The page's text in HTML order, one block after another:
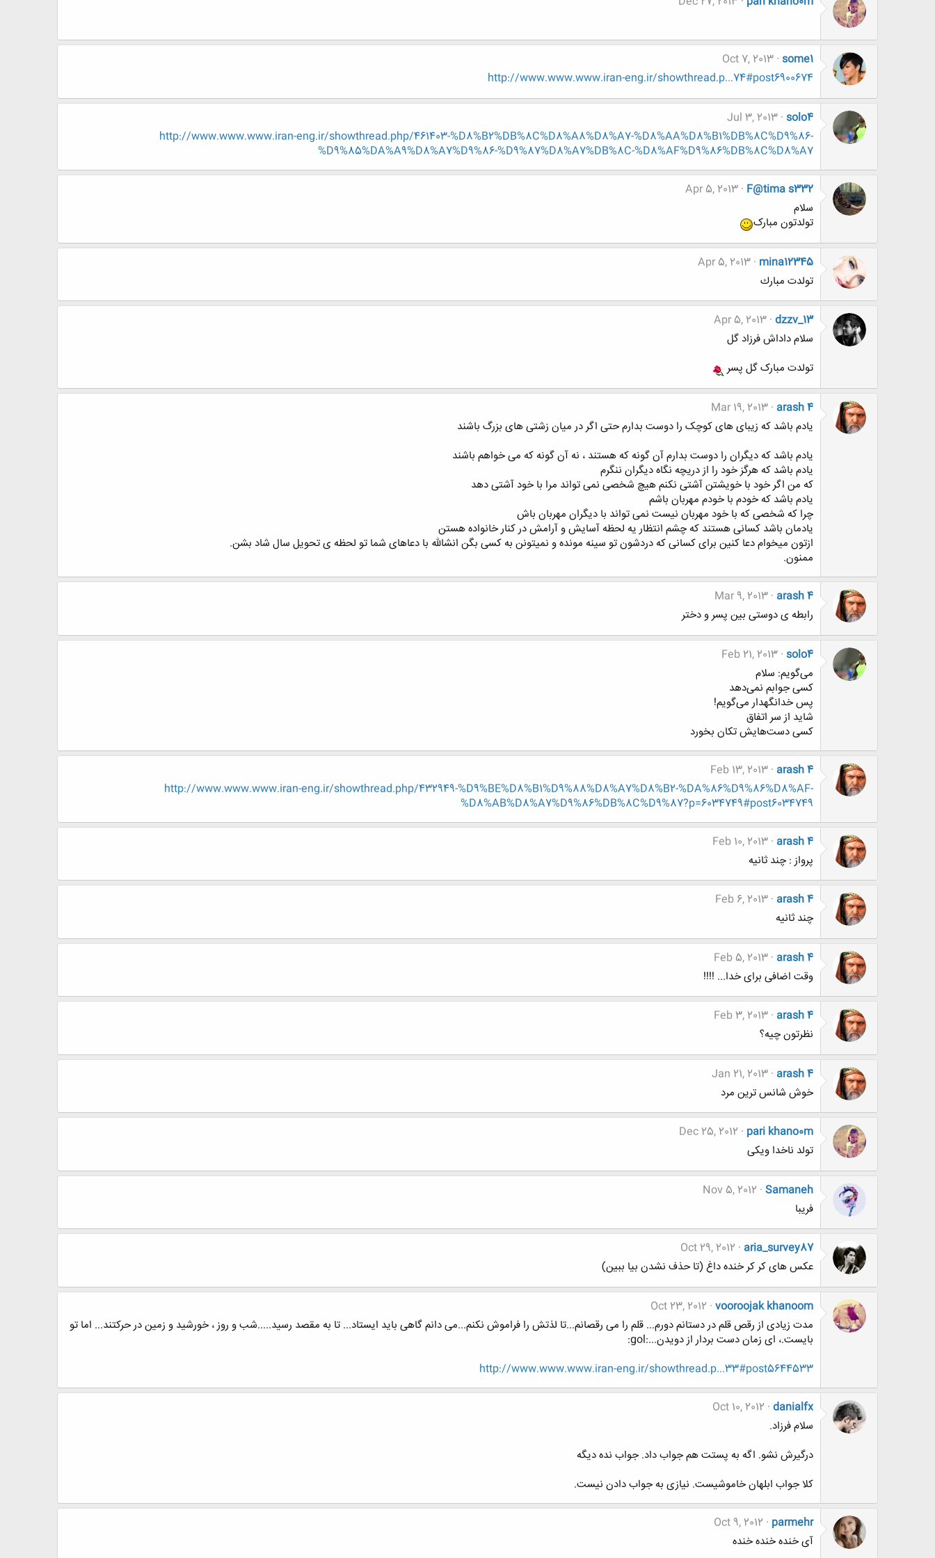
some1
Oct 7, 2013
http://www.www.www.iran-eng.ir/showthread.p...74#post6900674
solo4
Jul 3, 2013
http://www.www.www.iran-eng.ir/showthread.php/461403-%D8%B2%DB%8C%D8%A8%D8%A7-%D8%AA%D8%B1%DB%8C%D9%86-
%D9%85%DA%A9%D8%A7%D9%86-%D9%87%D8%A7%DB%8C-%D8%AF%D9%86%DB%8C%D8%A7
F@tima s332
Apr 5, 2013
سلام
تولدتون مبارک
mina12345
Apr 5, 2013
تولدت مبارك
dzzv_13
Apr 5, 2013
سلام داداش فرزاد گل
تولدت مبارک گل پسر
arash 4
Mar 19, 2013
یادم باشد که زیبای های کوچک را دوست بدارم حتی اگر در میان زشتی های بزرگ باشند
یادم باشد که دیگران را دوست بدارم آن گونه که هستند ، نه آن گونه که می خواهم باشند
یادم باشد که هرگز خود را از دریچه نگاه دیگران ننگرم
که من اگر خود با خویشتن آشتی نکنم هیچ شخصی نمی تواند مرا با خود آشتی دهد
یادم باشد که خودم با خودم مهربان باشم
چرا که شخصی که با خود مهربان نیست نمی تواند با دیگران مهربان باش
یادمان باشد کسانی هستند که چشم انتظار یه لحظه آسایش و آرامش در کنار خانواده هستن
ازتون میخوام دعا کنین برای کسانی که دردشون تو سینه مونده و نمیتونن به کسی بگن انشالله با دعاهای شما تو لحظه ی تحویل سال شاد بشن.
ممنون.
arash 4
Mar 9, 2013
رابطه ی دوستی بین پسر و دختر
solo4
Feb 21, 2013
می‌گویم: سلام
کسی جوابم نمی‌دهد
پس خدانگهدار می‌گویم!
شاید از سر اتفاق
کسی دست‌هایش تکان بخورد
arash 4
Feb 13, 2013
http://www.www.www.iran-eng.ir/showthread.php/432949-%D9%BE%D8%B1%D9%88%D8%A7%D8%B2-%DA%86%D9%86%D8%AF-
%D8%AB%D8%A7%D9%86%DB%8C%D9%87?p=6034749#post6034749
arash 4
Feb 10, 2013
پرواز : چند ثانیه
arash 4
Feb 6, 2013
چند ثانیه
arash 4
Feb 5, 2013
وقت اضافی برای خدا... !!!!
arash 4
Feb 3, 2013
نظرتون چیه؟
arash 4
Jan 21, 2013
خوش شانس ترین مرد
pari khano0m
Dec 25, 2012
تولد ناخدا ویکی
Samaneh
Nov 5, 2012
فریبا
aria_survey87
Oct 29, 2012
عکس های کر کر خنده داغ (تا حذف نشدن بیا ببین)
vooroojak khanoom
Oct 23, 2012
مدت زیادی از رقص قلم در دستانم دورم... قلم را می رقصانم...تا لذتش را فراموش نکنم...می دانم گاهی باید ایستاد... تا به مقصد رسید.....شب و روز ، خورشید و زمین در حرکتند... اما تو
بایست.، ای زمان دست بردار از دویدن...:gol:
http://www.www.www.iran-eng.ir/showthread.p...33#post5644533
danialfx
Oct 10, 2012
سلام فرزاد.
درگیرش نشو. اگه به پستت هم جواب داد. جواب نده دیگه
کلا جواب ابلهان خاموشیست. نیازی به جواب دادن نیست.
parmehr
Oct 9, 2012
آی خنده خنده خنده